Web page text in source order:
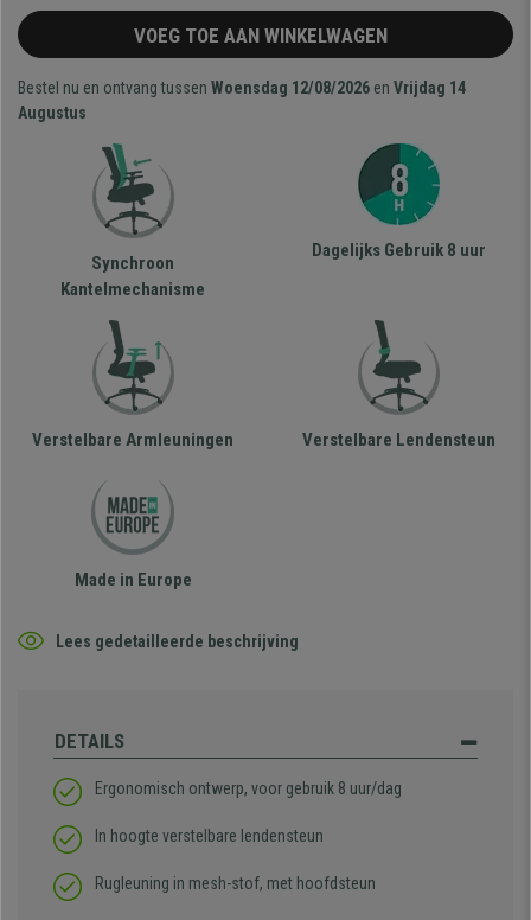
VOEG TOE AAN WINKELWAGEN
Bestel nu en ontvang tussen Woensdag 12/08/2026 en Vrijdag 14
Augustus
Synchroon
Kantelmechanisme
Dagelijks Gebruik 8 uur
Verstelbare Armleuningen Verstelbare Lendensteun
Made in Europe
Lees gedetailleerde beschrijving
DETAILS
Ergonomisch ontwerp, voor gebruik 8 uur/dag
In hoogte verstelbare lendensteun
Rugleuning in mesh-stof, met hoofdsteun